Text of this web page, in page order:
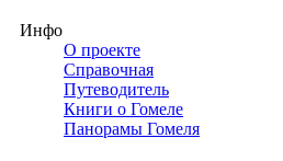
Инфо
О проекте
Справочная
Путеводитель
Книги о Гомеле
Панорамы Гомеля